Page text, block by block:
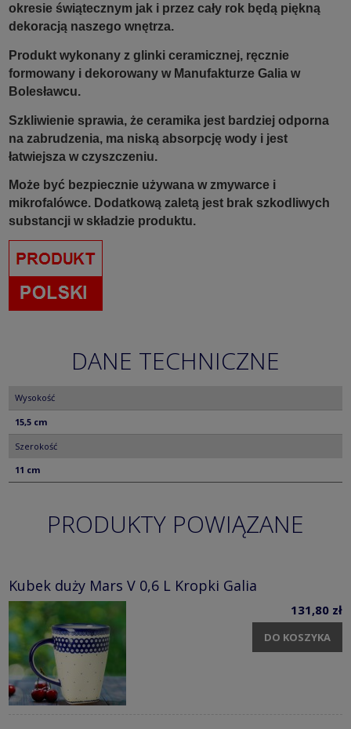
okresie świątecznym jak i przez cały rok będą piękną
dekoracją naszego wnętrza.
Produkt wykonany z glinki ceramicznej, ręcznie
formowany i dekorowany w Manufakturze Galia w
Bolesławcu.
Szkliwienie sprawia, że ceramika jest bardziej odporna
na zabrudzenia, ma niską absorpcję wody i jest
łatwiejsza w czyszczeniu.
Może być bezpiecznie używana w zmywarce i
mikrofalówce. Dodatkową zaletą jest brak szkodliwych
substancji w składzie produktu.
DANE TECHNICZNE
Wysokość
15,5 cm
Szerokość
11 cm
PRODUKTY POWIĄZANE
Kubek duży Mars V 0,6 L Kropki Galia
131,80 zł
DO KOSZYKA